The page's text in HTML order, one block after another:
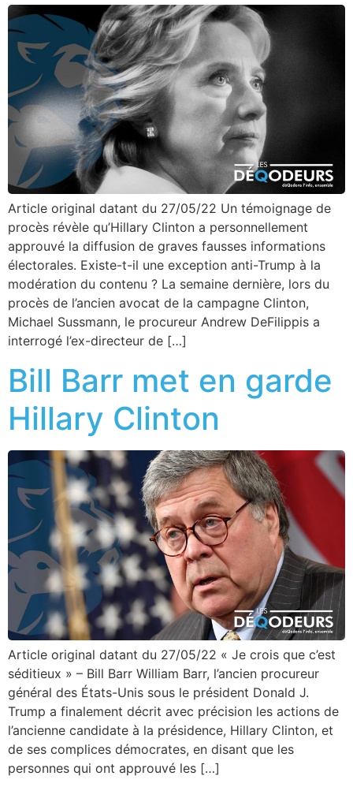
Article original datant du 27/05/22 Un témoignage de
procès révèle qu’Hillary Clinton a personnellement
approuvé la diffusion de graves fausses informations
électorales. Existe-t-il une exception anti-Trump à la
modération du contenu ? La semaine dernière, lors du
procès de l’ancien avocat de la campagne Clinton,
Michael Sussmann, le procureur Andrew DeFilippis a
interrogé l’ex-directeur de […]
Bill Barr met en garde
Hillary Clinton
Article original datant du 27/05/22 « Je crois que c’est
séditieux » – Bill Barr William Barr, l’ancien procureur
général des États-Unis sous le président Donald J.
Trump a finalement décrit avec précision les actions de
l’ancienne candidate à la présidence, Hillary Clinton, et
de ses complices démocrates, en disant que les
personnes qui ont approuvé les […]